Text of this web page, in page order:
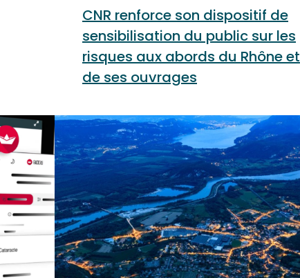
CNR renforce son dispositif de
sensibilisation du public sur les
risques aux abords du Rhône et
de ses ouvrages